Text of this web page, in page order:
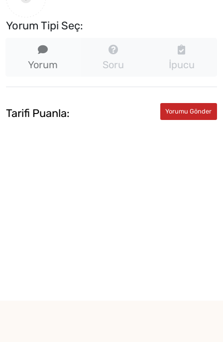
Yorum Tipi Seç:
Yorum Soru İpucu
Tarifi Puanla: